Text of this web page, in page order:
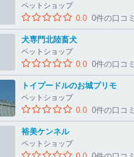
ペットショップ
0.0 0件の口コミ
犬専門北陸畜犬
ペットショップ
0.0 0件の口コミ
トイプードルのお城プリモ
ペットショップ
0.0 0件の口コミ
裕美ケンネル
ペットショップ